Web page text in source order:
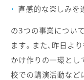
直感的な楽しみを
の3つの事業につい
ます。また、昨日よ
かけ作りの一環とし
校での講演活動など